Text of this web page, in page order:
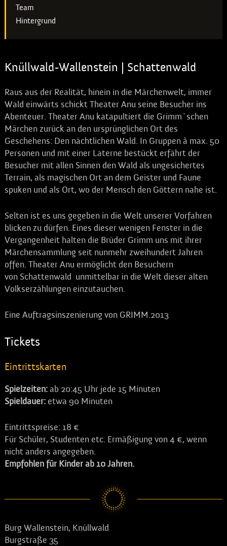
Team
Hintergrund
Knüllwald-Wallenstein | Schattenwald
Raus aus der Realität, hinein in die Märchenwelt, immer
Wald einwärts schickt Theater Anu seine Besucher ins
Abenteuer. Theater Anu katapultiert die Grimm`schen
Märchen zurück an den ursprünglichen Ort des
Geschehens: Den nächtlichen Wald. In Gruppen à max. 50
Personen und mit einer Laterne bestückt erfährt der
Besucher mit allen Sinnen den Wald als ungesichertes
Terrain, als magischen Ort an dem Geister und Faune
spuken und als Ort, wo der Mensch den Göttern nahe ist.
Selten ist es uns gegeben in die Welt unserer Vorfahren
blicken zu dürfen. Eines dieser wenigen Fenster in die
Vergangenheit halten die Brüder Grimm uns mit ihrer
Märchensammlung seit nunmehr zweihundert Jahren
offen. Theater Anu ermöglicht den Besuchern
von Schattenwald unmittelbar in die Welt dieser alten
Volkserzählungen einzutauchen.
Eine Auftragsinszenierung von GRIMM.2013
Tickets
Eintrittskarten
Spielzeiten:ab 20:45 Uhr jede 15 Minuten
Spieldauer:etwa 90 Minuten
Eintrittspreise: 18 €
Für Schüler, Studenten etc. Ermäßigung von 4 €, wenn
nicht anders angegeben.
Empfohlen für Kinder ab 10 Jahren.
Burg Wallenstein, Knüllwald
Burgstraße 35